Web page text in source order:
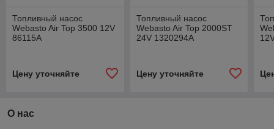
Топливный насос
Webasto Air Top 3500 12V
86115А
Цену уточняйте
Топливный насос
Webasto Air Top 2000ST
24V 1320294A
Цену уточняйте
О нас